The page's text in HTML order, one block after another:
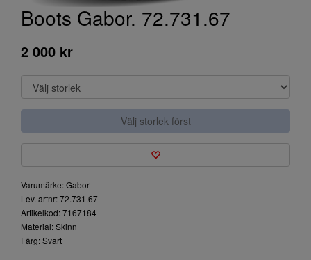
Boots Gabor. 72.731.67
2 000 kr
Välj storlek först
Varumärke: Gabor
Lev. artnr: 72.731.67
Artikelkod: 7167184
Material: Skinn
Färg: Svart